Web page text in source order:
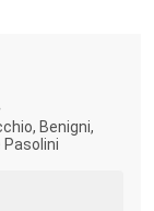
Benigni,
Pasolini